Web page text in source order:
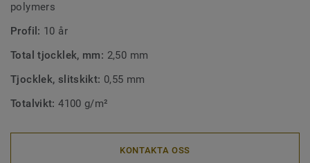
polymers
Profil: 10 år
Total tjocklek, mm: 2,50 mm
Tjocklek, slitskikt: 0,55 mm
Totalvikt:4100 g/m²
KONTAKTA OSS